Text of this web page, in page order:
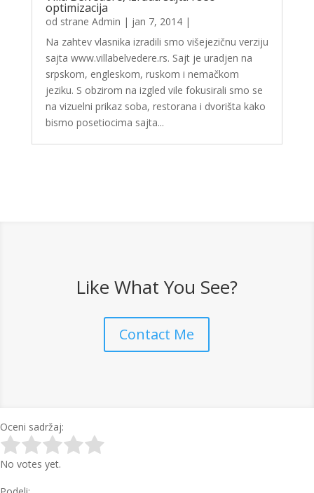
optimizacija
od strane Admin | jan 7, 2014|
Na zahtev vlasnika izradili smo višejezičnu verziju
sajta www.villabelvedere.rs. Sajt je uradjen na
srpskom, engleskom, ruskom i nemačkom
jeziku. S obzirom na izgled vile fokusirali smo se
na vizuelni prikaz soba, restorana i dvorišta kako
bismo posetiocima sajta...
Like What You See?
Contact Me
Oceni sadržaj:
Rate this item:
No votes yet.